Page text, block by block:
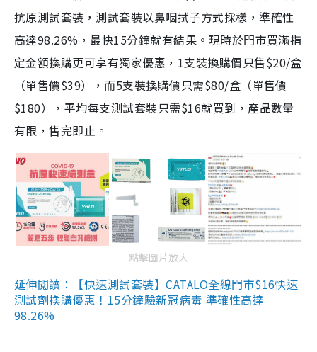
抗原測試套裝，測試套裝以鼻咽拭子方式採樣，準確性
高達98.26%，最快15分鐘就有結果。現時於門市買滿指
定金額換購更可享有獨家優惠，1支裝換購價只售$20/盒
（單售價$39），而5支裝換購價只需$80/盒（單售價
$180），平均每支測試套裝只需$16就買到，產品數量
有限，售完即止。
點擊圖片放大
延伸閱讀：【快速測試套裝】CATALO全線門市$16快速
測試劑換購優惠！15分鐘驗新冠病毒 準確性高達
98.26%